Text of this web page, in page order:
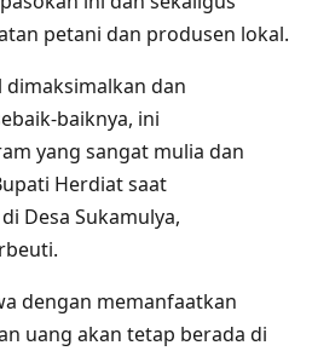
petani dan produsen lokal.
dan
baiknya, ini
yang sangat mulia dan
Herdiat saat
Desa Sukamulya,
dengan memanfaatkan
uang akan tetap berada di